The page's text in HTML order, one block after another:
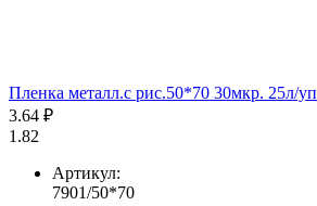
Пленка металл.с рис.50*70 30мкр. 25л/уп
3.64 ₽
1.82
Артикул:
7901/50*70